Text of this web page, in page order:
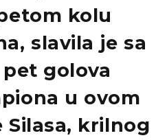
kolu
slavila je sa
pet golova
u ovom
Silasa, krilnog